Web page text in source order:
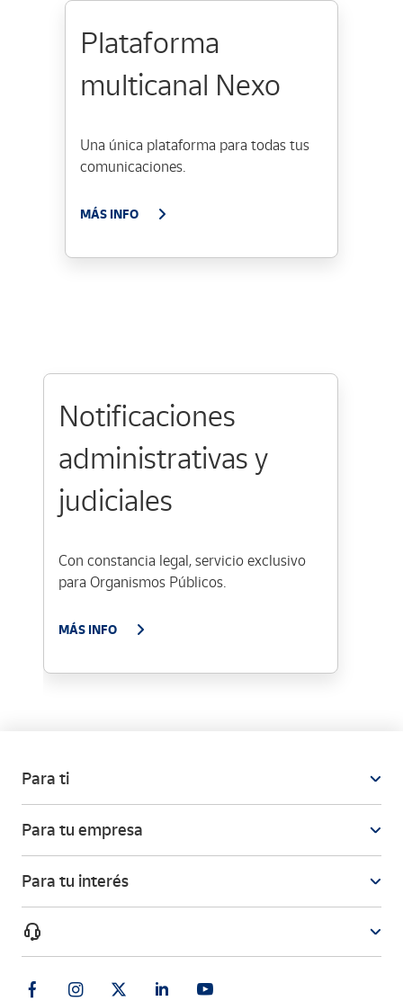
Plataforma
multicanal Nexo
Una única plataforma para todas tus
comunicaciones.
MÁS INFO
Notificaciones
administrativas y
judiciales
Con constancia legal, servicio exclusivo
para Organismos Públicos.
MÁS INFO
Para ti
Para tu empresa
Para tu interés